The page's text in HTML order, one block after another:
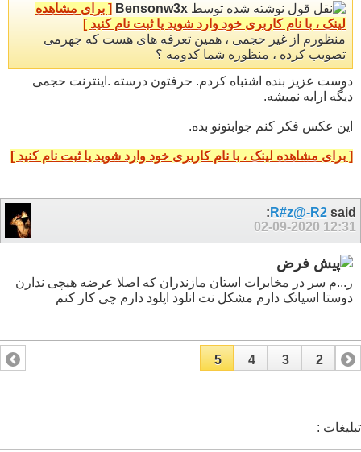
نوشته شده توسط Bensonw3x [ برای مشاهده
لینک ، با نام کاربری خود وارد شوید یا ثبت نام کنید ]
منظورم از غیر حجمی ، همین تعرفه های هست که جهرمی
تصویب کرده ، منظوره شما کدومه ؟
دوست عزیز بنده اشتباه کردم. حرفتون درسته .اینترنت حجمی
دیگه ارایه نمیشه.
این عکس فکر کنم جوابتونو بده.
[ برای مشاهده لینک ، با نام کاربری خود وارد شوید یا ثبت نام کنید ]
R#z@-R2 said:
02-09-2020 12:31
ر...م سر در مخابرات استان مازندران که اصلا عرضه هیچی ندارن
دوستا اسیاتک دارم مشکل نت انلود اپلود دارم چی کار کنم
1
2
3
4
5
تبلیغات :